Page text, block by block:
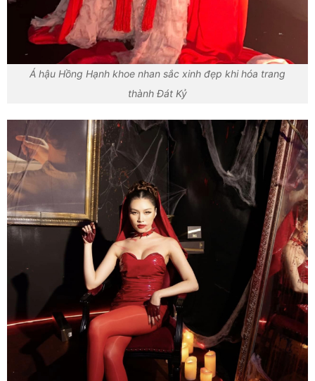
Á hậu Hồng Hạnh khoe nhan sắc xinh đẹp khi hóa trang
thành Đát Kỷ